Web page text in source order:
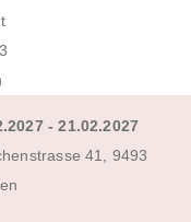
- 21.02.2027
41, 9493